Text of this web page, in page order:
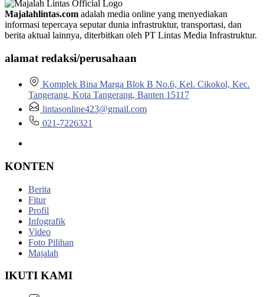
Majalahlintas.com adalah media online yang menyediakan
informasi tepercaya seputar dunia infrastruktur, transportasi, dan
berita aktual lainnya, diterbitkan oleh PT Lintas Media Infrastruktur.
alamat redaksi/perusahaan
Komplek Bina Marga Blok B No.6, Kel. Cikokol, Kec.
Tangerang, Kota Tangerang, Banten 15117
lintasonline423@gmail.com
021-7226321
KONTEN
Berita
Fitur
Profil
Infografik
Video
Foto Pilihan
Majalah
IKUTI KAMI